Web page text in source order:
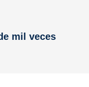
mil veces